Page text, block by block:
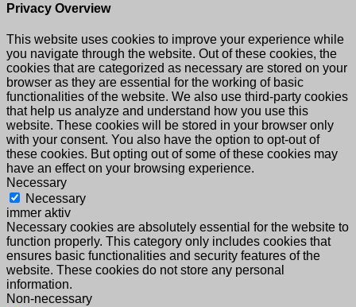
Privacy Overview
This website uses cookies to improve your experience while
you navigate through the website. Out of these cookies, the
cookies that are categorized as necessary are stored on your
browser as they are essential for the working of basic
functionalities of the website. We also use third-party cookies
that help us analyze and understand how you use this
website. These cookies will be stored in your browser only
with your consent. You also have the option to opt-out of
these cookies. But opting out of some of these cookies may
have an effect on your browsing experience.
Necessary
Necessary
immer aktiv
Necessary cookies are absolutely essential for the website to
function properly. This category only includes cookies that
ensures basic functionalities and security features of the
website. These cookies do not store any personal
information.
Non-necessary